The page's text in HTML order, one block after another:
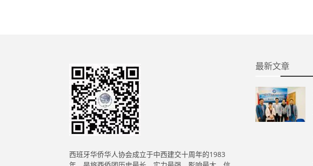
西班牙华侨华人协会成立于中西建交十周年的1983
最新文章